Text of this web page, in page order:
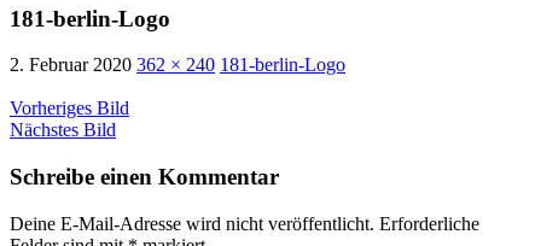
181-berlin-Logo
2. Februar 2020 362 × 240 181-berlin-Logo
Vorheriges Bild
Nächstes Bild
Schreibe einen Kommentar
Deine E-Mail-Adresse wird nicht veröffentlicht. Erforderliche